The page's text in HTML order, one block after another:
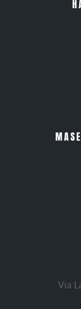
Via